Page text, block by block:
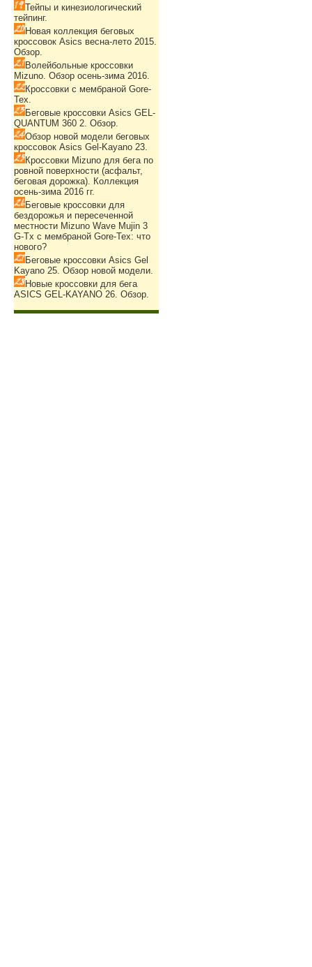
Тейпы и кинезиологический
тейпинг.
Новая коллекция беговых
кроссовок Asics весна-лето 2015.
Обзор.
Волейбольные кроссовки
Mizuno. Обзор осень-зима 2016.
Кроссовки с мембраной Gore-
Tex.
Беговые кроссовки Asics GEL-
QUANTUM 360 2. Обзор.
Обзор новой модели беговых
кроссовок Asics Gel-Kayano 23.
Кроссовки Mizuno для бега по
ровной поверхности (асфальт,
беговая дорожка). Коллекция
осень-зима 2016 гг.
Беговые кроссовки для
бездорожья и пересеченной
местности Mizuno Wave Mujin 3
G-Tx с мембраной Gore-Tex: что
нового?
Беговые кроссовки Asics Gel
Kayano 25. Обзор новой модели.
Новые кроссовки для бега
ASICS GEL-KAYANO 26. Обзор.